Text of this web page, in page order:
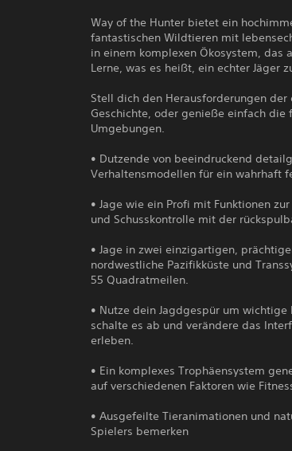
Way of the Hunter bietet ein
fantastischen Wildtieren mit
in einem komplexen Ökosystem, das
Lerne, was es heißt, ein echter Jäger
Stell dich den Herausforderungen
Geschichte, oder genieße einfach die
Umgebungen.
• Dutzende von beeindruckend
Verhaltensmodellen für ein wahrhaft
• Jage wie ein Profi mit Funktionen
und Schusskontrolle mit der
• Jage in zwei einzigartigen,
nordwestliche Pazifikküste und
55 Quadratmeilen.
• Nutze dein Jagdgespür um
schalte es ab und verändere das
erleben.
• Ein komplexes Trophäensystem
auf verschiedenen Faktoren wie
• Ausgefeilte Tieranimationen und
Spielers bemerken